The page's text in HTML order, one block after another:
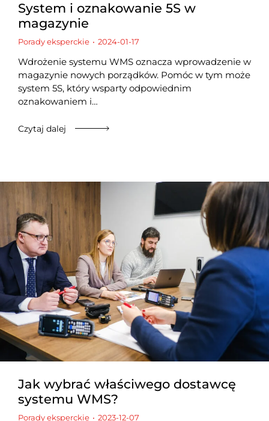
System i oznakowanie 5S w
magazynie
Porady eksperckie 2024-01-17
Wdrożenie systemu WMS oznacza wprowadzenie w
magazynie nowych porządków. Pomóc w tym może
system 5S, który wsparty odpowiednim
oznakowaniem i…
Czytaj dalej
Jak wybrać właściwego dostawcę
systemu WMS?
Porady eksperckie 2023-12-07